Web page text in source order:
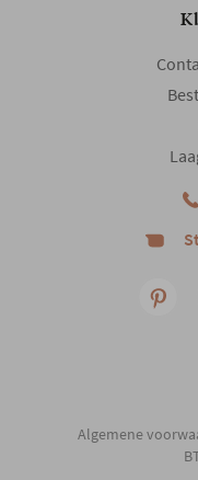
Algemene